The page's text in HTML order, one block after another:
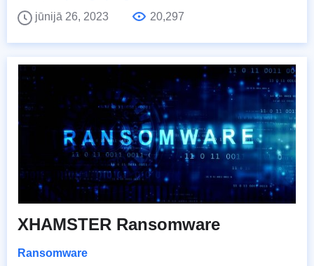
jūnijā 26, 2023
20,297
XHAMSTER Ransomware
Ransomware